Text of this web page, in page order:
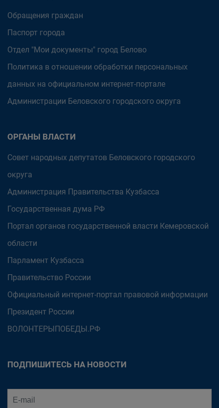
Обращения граждан
Паспорт города
Отдел "Мои документы" город Белово
Политика в отношении обработки персональных
данных на официальном интернет-портале
Администрации Беловского городского округа
ОРГАНЫ ВЛАСТИ
Совет народных депутатов Беловского городского
округа
Администрация Правительства Кузбасса
Государственная дума РФ
Портал органов государственной власти Кемеровской
области
Парламент Кузбасса
Правительство России
Официальный интернет-портал правовой информации
Президент России
ВОЛОНТЕРЫПОБЕДЫ.РФ
ПОДПИШИТЕСЬ НА НОВОСТИ